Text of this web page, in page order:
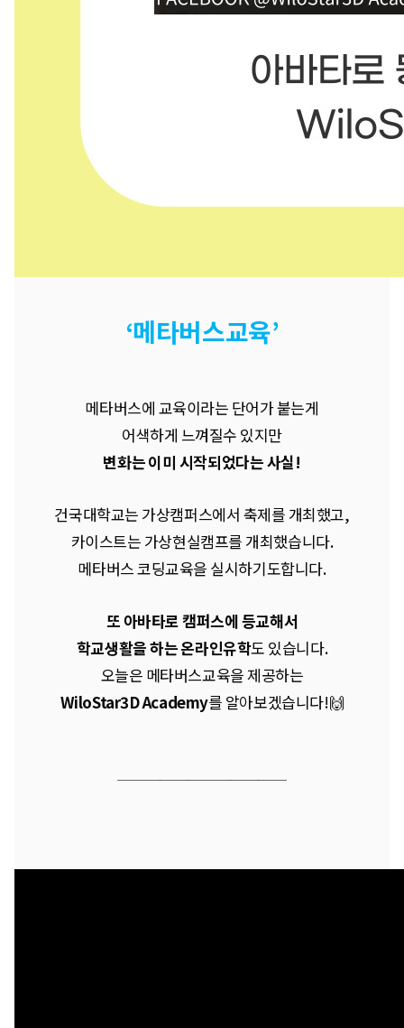
‘메타버스교육’
메타버스에 교육이라는 단어가 붙는게
어색하게 느껴질수 있지만
변화는 이미 시작되었다는 사실!
건국대학교는 가상캠퍼스에서 축제를 개최했고,
카이스트는 가상현실캠프를 개최했습니다.
메타버스 코딩교육을 실시하기도합니다.
또 아바타로 캠퍼스에 등교해서
학교생활을 하는 온라인유학도 있습니다.
오늘은 메타버스교육을 제공하는
WiloStar3D Academy를 알아보겠습니다!🙌
────────────